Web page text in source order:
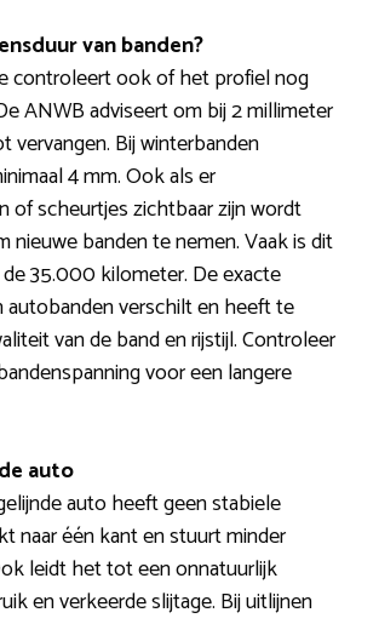
van banden?
controleert ook of het profiel nog
ANWB adviseert om bij 2 millimeter
vervangen. Bij winterbanden
4 mm. Ook als er
of scheurtjes zichtbaar zijn wordt
nieuwe banden te nemen. Vaak is dit
35.000 kilometer. De exacte
autobanden verschilt en heeft te
van de band en rijstijl. Controleer
voor een langere
auto
auto heeft geen stabiele
naar één kant en stuurt minder
leidt het tot een onnatuurlijk
en verkeerde slijtage. Bij uitlijnen